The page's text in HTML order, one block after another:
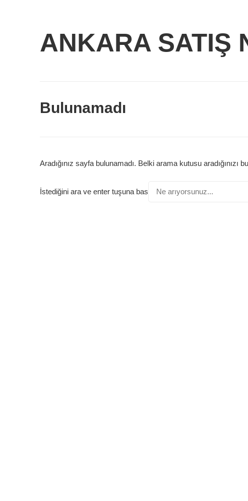
ANKARA SATIŞ
Bulunamadı
Aradığınız sayfa bulunamadı. Belki arama kutusu aradığınızı
Bir
İstediğini ara ve enter tuşuna bas